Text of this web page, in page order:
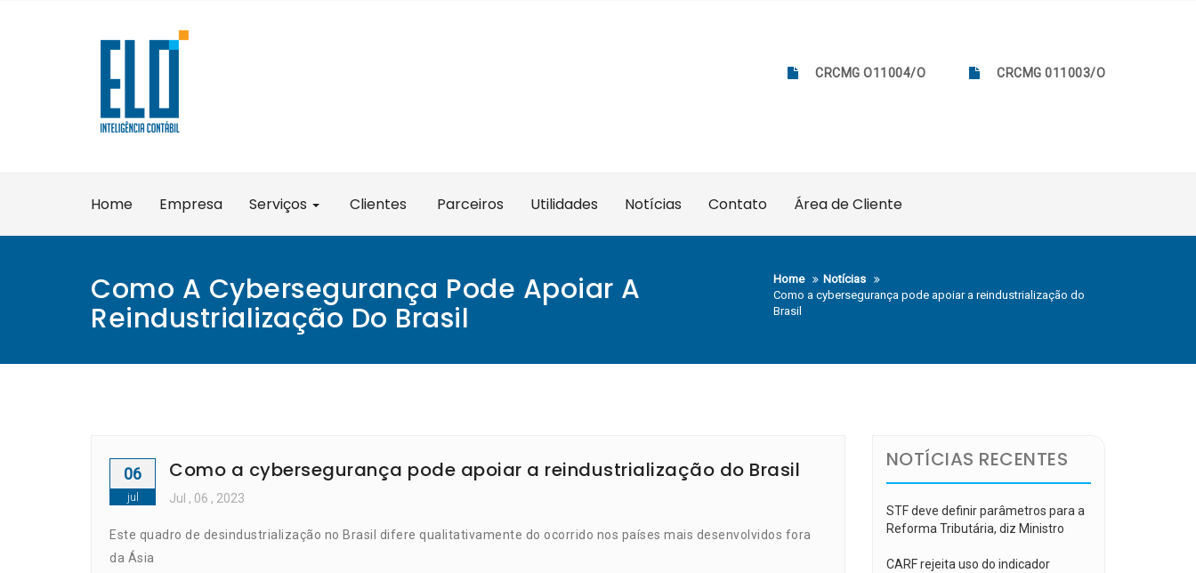
CRCMG O11004/O CRCMG 011003/O
Home Empresa Serviços Clientes Parceiros Utilidades Notícias Contato Área de Cliente
Como A Cybersegurança Pode Apoiar A
Reindustrialização Do Brasil
Home
Notícias
Como a cybersegurança pode apoiar a reindustrialização do
Brasil
06
jul
Como a cybersegurança pode apoiar a reindustrialização do Brasil
Jul , 06 , 2023
Este quadro de desindustrialização no Brasil difere qualitativamente do ocorrido nos países mais desenvolvidos fora
da Ásia
NOTÍCIAS RECENTES
STF deve definir parâmetros para a
Reforma Tributária, diz Ministro
CARF rejeita uso do indicador